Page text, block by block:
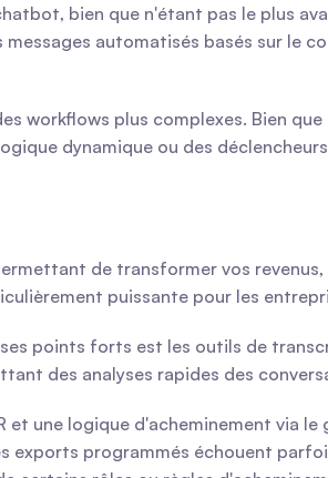
bien que n'étant pas le plus
automatisés basés sur le
workflows plus complexes. Bien
dynamique ou des
de transformer vos
puissante pour les
points forts est les outils de
des analyses rapides des
une logique d'acheminement via
programmés échouent